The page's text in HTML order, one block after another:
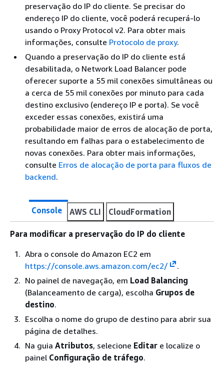
preservação do IP do cliente. Se precisar do
endereço IP do cliente, você poderá recuperá-lo
usando o Proxy Protocol v2. Para obter mais
informações, consulte Protocolo de proxy.
Quando a preservação do IP do cliente está
desabilitada, o Network Load Balancer pode
oferecer suporte a 55 mil conexões simultâneas ou
a cerca de 55 mil conexões por minuto para cada
destino exclusivo (endereço IP e porta). Se você
exceder essas conexões, existirá uma
probabilidade maior de erros de alocação de porta,
resultando em falhas para o estabelecimento de
novas conexões. Para obter mais informações,
consulte Erros de alocação de porta para fluxos de
backend.
Console AWS CLI CloudFormation
Para modificar a preservação do IP do cliente
Abra o console do Amazon EC2 em
https://console.aws.amazon.com/ec2/
.
No painel de navegação, em Load Balancing
(Balanceamento de carga), escolha Grupos de
destino.
Escolha o nome do grupo de destino para abrir sua
página de detalhes.
Na guia Atributos, selecione Editar e localize o
painel Configuração de tráfego.